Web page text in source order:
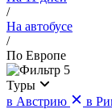
/
На автобусе
/
По Европе
5
Туры
в Австрию
в